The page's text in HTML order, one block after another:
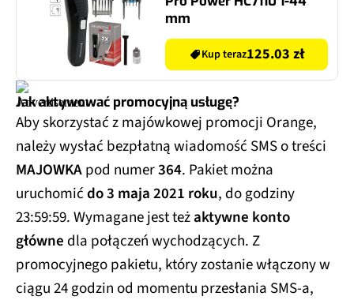
mm
Kup teraz125.03 zł
Jak aktywować promocyjną usługę?
Aby skorzystać z majówkowej promocji Orange,
należy wysłać bezpłatną wiadomość SMS o treści
MAJOWKApod numer364. Pakiet można
uruchomićdo 3 maja 2021 roku, do godziny
23:59:59. Wymagane jest teżaktywne konto
główne dla połączeń wychodzących. Z
promocyjnego pakietu, który zostanie włączony w
ciągu 24 godzin od momentu przesłania SMS-a,